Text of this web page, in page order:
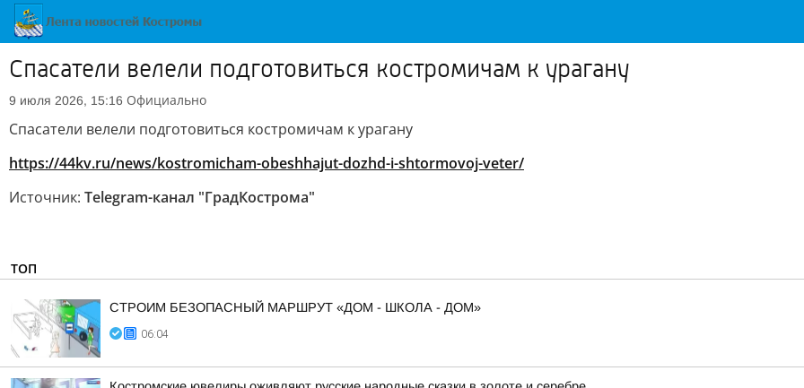
Спасатели велели подготовиться костромичам к урагану
9 июля 2026, 15:16 Официально
Спасатели велели подготовиться костромичам к урагану
https://44kv.ru/news/kostromicham-obeshhajut-dozhd-i-shtormovoj-veter/
Источник: Telegram-канал "ГрадКострома"
ТОП
СТРОИМ БЕЗОПАСНЫЙ МАРШРУТ «ДОМ - ШКОЛА - ДОМ»
06:04